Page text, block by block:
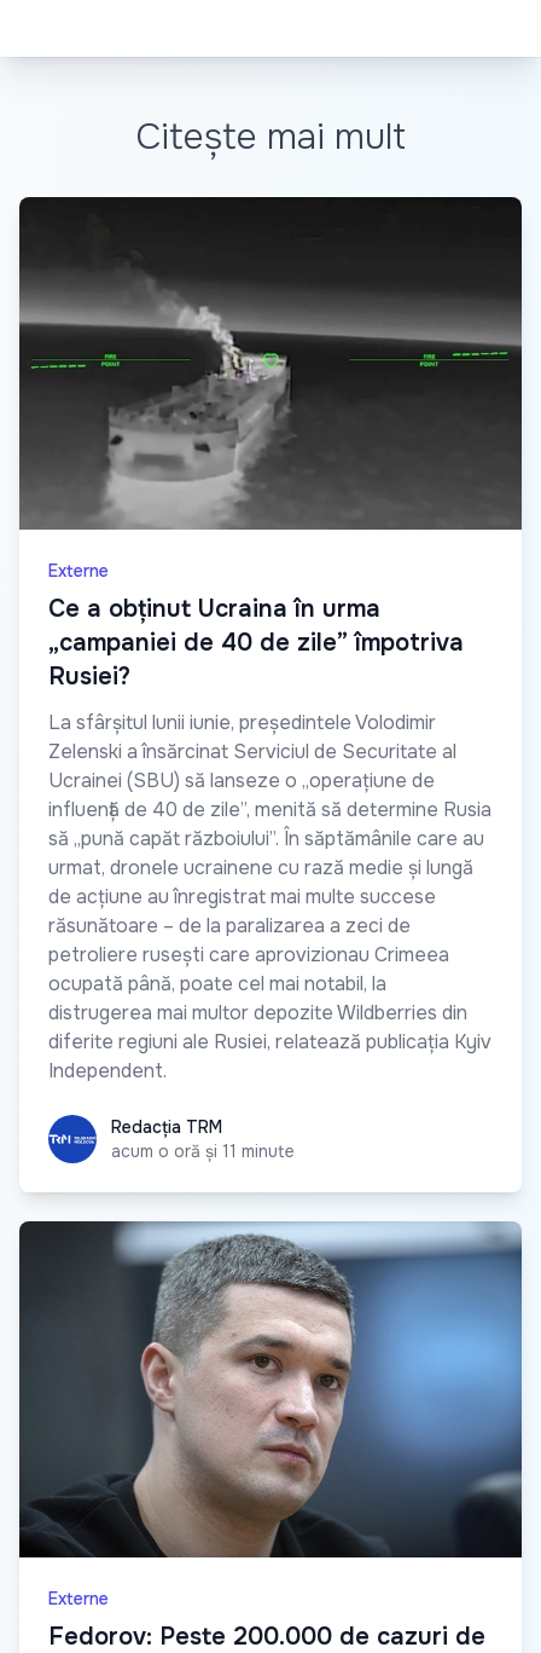
Citește mai mult
Externe
Ce a obținut Ucraina în urma
„campaniei de 40 de zile” împotriva
Rusiei?
La sfârșitul lunii iunie, președintele Volodimir
Zelenski a însărcinat Serviciul de Securitate al
Ucrainei (SBU) să lanseze o „operațiune de
influență de 40 de zile”, menită să determine Rusia
să „pună capăt războiului”. În săptămânile care au
urmat, dronele ucrainene cu rază medie și lungă
de acțiune au înregistrat mai multe succese
răsunătoare – de la paralizarea a zeci de
petroliere rusești care aprovizionau Crimeea
ocupată până, poate cel mai notabil, la
distrugerea mai multor depozite Wildberries din
diferite regiuni ale Rusiei, relatează publicația Kyiv
Independent.
Redacția TRM
Redacția TRM
acum o oră și 11 minute
Externe
Fedorov: Peste 200.000 de cazuri de